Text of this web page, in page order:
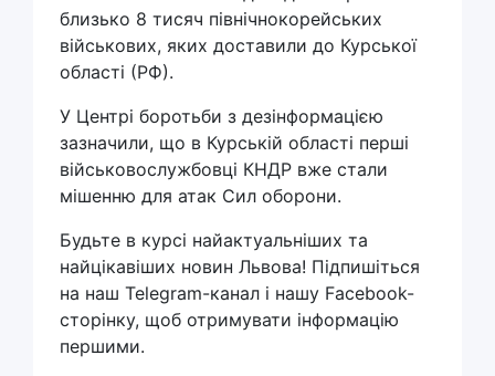
близько 8 тисяч північнокорейських
військових, яких доставили до Курської
області (РФ).
У Центрі боротьби з дезінформацією
зазначили, що в Курській області перші
військовослужбовці КНДР вже стали
мішенню для атак Сил оборони.
Будьте в курсі найактуальніших та
найцікавіших новин Львова! Підпишіться
на наш Telegram-канал і нашу Facebook-
сторінку, щоб отримувати інформацію
першими.